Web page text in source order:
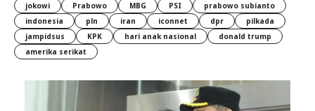
jokowi
Prabowo MBG PSI
prabowo subianto
indonesia
pln iran iconnet dpr
pilkada
jampidsus
KPK hari anak nasional
donald trump
amerika serikat